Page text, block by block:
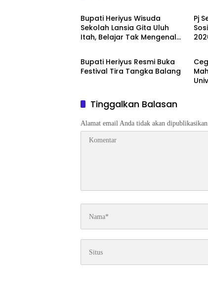
Bupati Heriyus Wisuda
Sekolah Lansia Gita Uluh
Itah, Belajar Tak Mengenal
Pj
Berita
Bupati Heriyus Resmi Buka
Festival Tira Tangka Balang
Tinggalkan Balasan
Alamat email Anda tidak akan